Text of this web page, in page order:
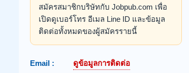
สมัครสมาชิกบริษัทกับ Jobpub.com เพื่อ
เปิดดูเบอร์โทร อีเมล Line ID และข้อมูล
ติดต่อทั้งหมดของผู้สมัครรายนี้
Email :
ดูข้อมูลการติดต่อ